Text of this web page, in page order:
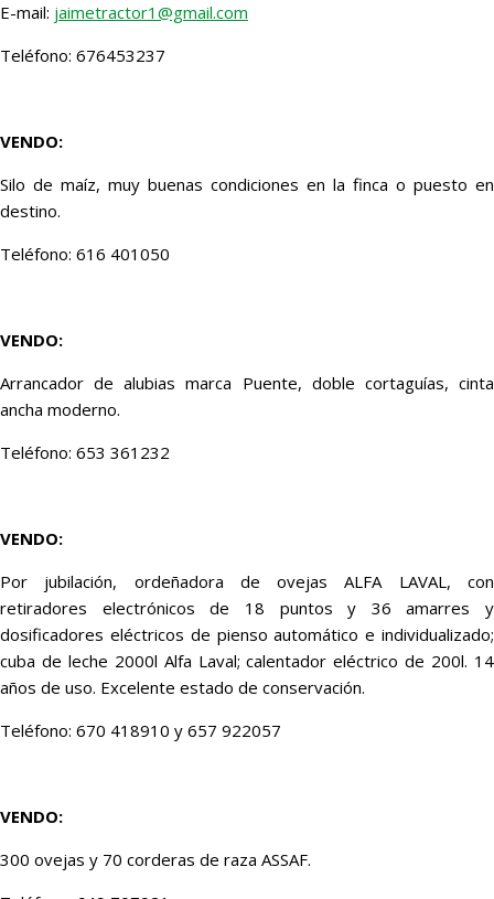
E-mail: jaimetractor1@gmail.com
Teléfono: 676453237
VENDO:
Silo de maíz, muy buenas condiciones en la finca o puesto en
destino.
Teléfono: 616 401050
VENDO:
Arrancador de alubias marca Puente, doble cortaguías, cinta
ancha moderno.
Teléfono: 653 361232
VENDO:
Por jubilación, ordeñadora de ovejas ALFA LAVAL, con
retiradores electrónicos de 18 puntos y 36 amarres y
dosificadores eléctricos de pienso automático e individualizado;
cuba de leche 2000l Alfa Laval; calentador eléctrico de 200l. 14
años de uso. Excelente estado de conservación.
Teléfono: 670 418910 y 657 922057
VENDO:
300 ovejas y 70 corderas de raza ASSAF.